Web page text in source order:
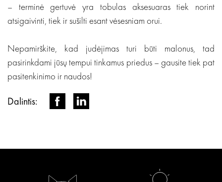
– terminė gertuvė yra tobulas aksesuaras tiek norint
atsigaivinti, tiek ir sušilti esant vėsesniam orui.
Nepamirškite, kad judėjimas turi būti malonus, tad
pasirinkdami jūsų tempui tinkamus priedus – gausite tiek pat
pasitenkinimo ir naudos!
Dalintis: